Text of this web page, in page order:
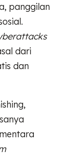
panggilan
dari
dan